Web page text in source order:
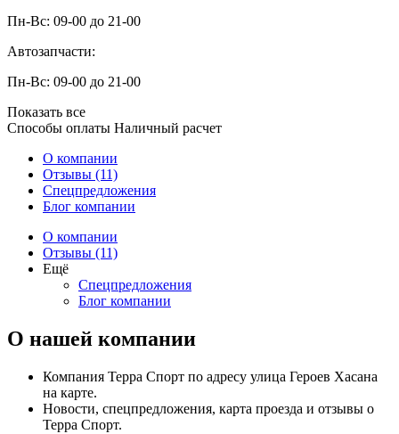
Пн-Вс: 09-00 до 21-00
Автозапчасти:
Пн-Вс: 09-00 до 21-00
Показать все
Способы оплаты Наличный расчет
О компании
Отзывы (11)
Спецпредложения
Блог компании
О компании
Отзывы (11)
Ещё
Спецпредложения
Блог компании
О нашей компании
Компания Терра Спорт по адресу улица Героев Хасана
на карте.
Новости, спецпредложения, карта проезда и отзывы о
Терра Спорт.